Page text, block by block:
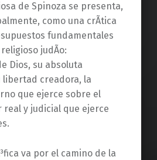
de Spinoza se presenta,
como una crÃ­tica
fundamentales
judÃ­o:
Dios, su absoluta
creadora, la
que ejerce sobre el
real y judicial que ejerce
va por el camino de la